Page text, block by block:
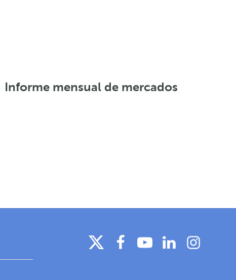
Informe mensual de mercados